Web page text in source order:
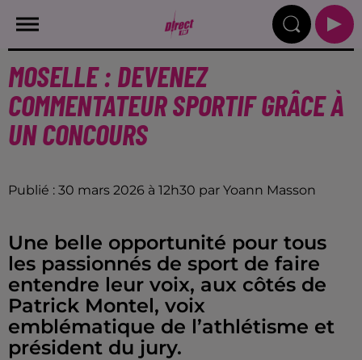
MOSELLE : DEVENEZ
COMMENTATEUR SPORTIF GRÂCE À
UN CONCOURS
Publié : 30 mars 2026 à 12h30 par Yoann Masson
Une belle opportunité pour tous
les passionnés de sport de faire
entendre leur voix, aux côtés de
Patrick Montel, voix
emblématique de l’athlétisme et
président du jury.